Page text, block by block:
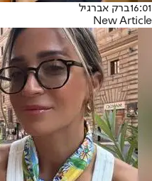
16:01ברק אברגיל
New Article